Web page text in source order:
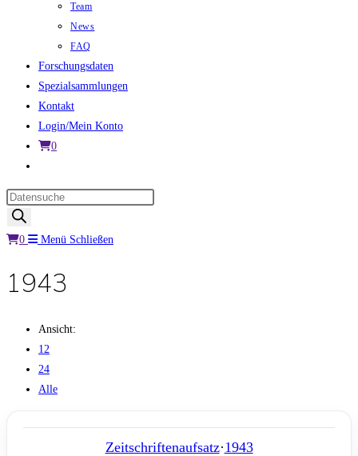
Team
News
FAQ
Forschungsdaten
Spezialsammlungen
Kontakt
Login/Mein Konto
0
umschalten
Products
search
0
Menü Schließen
1943
Ansicht:
12
24
Alle
Zeitschriftenaufsatz·1943